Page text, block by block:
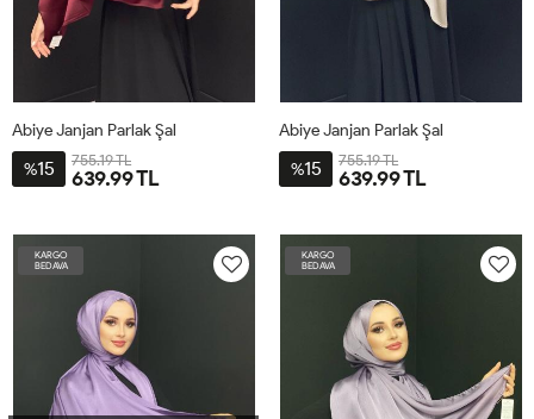
Abiye Janjan Parlak Şal
%15 755.19 TL
639.99 TL
Abiye Janjan Parlak Şal
%15 755.19 TL
639.99 TL
KARGO
BEDAVA
KARGO
BEDAVA